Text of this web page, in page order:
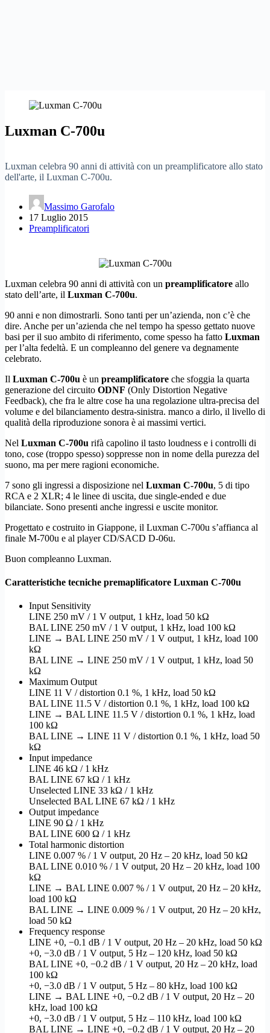
Luxman C-700u
Luxman celebra 90 anni di attività con un preamplificatore allo stato
dell'arte, il Luxman C-700u.
Massimo Garofalo
17 Luglio 2015
Preamplificatori
Luxman celebra 90 anni di attività con un preamplificatore allo
stato dell’arte, il Luxman C-700u.
90 anni e non dimostrarli. Sono tanti per un’azienda, non c’è che
dire. Anche per un’azienda che nel tempo ha spesso gettato nuove
basi per il suo ambito di riferimento, come spesso ha fatto Luxman
per l’alta fedeltà. E un compleanno del genere va degnamente
celebrato.
Il Luxman C-700u è un preamplificatore che sfoggia la quarta
generazione del circuito ODNF (Only Distortion Negative
Feedback), che fra le altre cose ha una regolazione ultra-precisa del
volume e del bilanciamento destra-sinistra. manco a dirlo, il livello di
qualità della riproduzione sonora è ai massimi vertici.
Nel Luxman C-700u rifà capolino il tasto loudness e i controlli di
tono, cose (troppo spesso) soppresse non in nome della purezza del
suono, ma per mere ragioni economiche.
7 sono gli ingressi a disposizione nel Luxman C-700u, 5 di tipo
RCA e 2 XLR; 4 le linee di uscita, due single-ended e due
bilanciate. Sono presenti anche ingressi e uscite monitor.
Progettato e costruito in Giappone, il Luxman C-700u s’affianca al
finale M-700u e al player CD/SACD D-06u.
Buon compleanno Luxman.
Caratteristiche tecniche premaplificatore Luxman C-700u
Input Sensitivity
LINE 250 mV / 1 V output, 1 kHz, load 50 kΩ
BAL LINE 250 mV / 1 V output, 1 kHz, load 100 kΩ
LINE → BAL LINE 250 mV / 1 V output, 1 kHz, load 100
kΩ
BAL LINE → LINE 250 mV / 1 V output, 1 kHz, load 50
kΩ
Maximum Output
LINE 11 V / distortion 0.1 %, 1 kHz, load 50 kΩ
BAL LINE 11.5 V / distortion 0.1 %, 1 kHz, load 100 kΩ
LINE → BAL LINE 11.5 V / distortion 0.1 %, 1 kHz, load
100 kΩ
BAL LINE → LINE 11 V / distortion 0.1 %, 1 kHz, load 50
kΩ
Input impedance
LINE 46 kΩ / 1 kHz
BAL LINE 67 kΩ / 1 kHz
Unselected LINE 33 kΩ / 1 kHz
Unselected BAL LINE 67 kΩ / 1 kHz
Output impedance
LINE 90 Ω / 1 kHz
BAL LINE 600 Ω / 1 kHz
Total harmonic distortion
LINE 0.007 % / 1 V output, 20 Hz – 20 kHz, load 50 kΩ
BAL LINE 0.010 % / 1 V output, 20 Hz – 20 kHz, load 100
kΩ
LINE → BAL LINE 0.007 % / 1 V output, 20 Hz – 20 kHz,
load 100 kΩ
BAL LINE → LINE 0.009 % / 1 V output, 20 Hz – 20 kHz,
load 50 kΩ
Frequency response
LINE +0, −0.1 dB / 1 V output, 20 Hz – 20 kHz, load 50 kΩ
+0, −3.0 dB / 1 V output, 5 Hz – 120 kHz, load 50 kΩ
BAL LINE +0, −0.2 dB / 1 V output, 20 Hz – 20 kHz, load
100 kΩ
+0, −3.0 dB / 1 V output, 5 Hz – 80 kHz, load 100 kΩ
LINE → BAL LINE +0, −0.2 dB / 1 V output, 20 Hz – 20
kHz, load 100 kΩ
+0, −3.0 dB / 1 V output, 5 Hz – 110 kHz, load 100 kΩ
BAL LINE → LINE +0, −0.2 dB / 1 V output, 20 Hz – 20